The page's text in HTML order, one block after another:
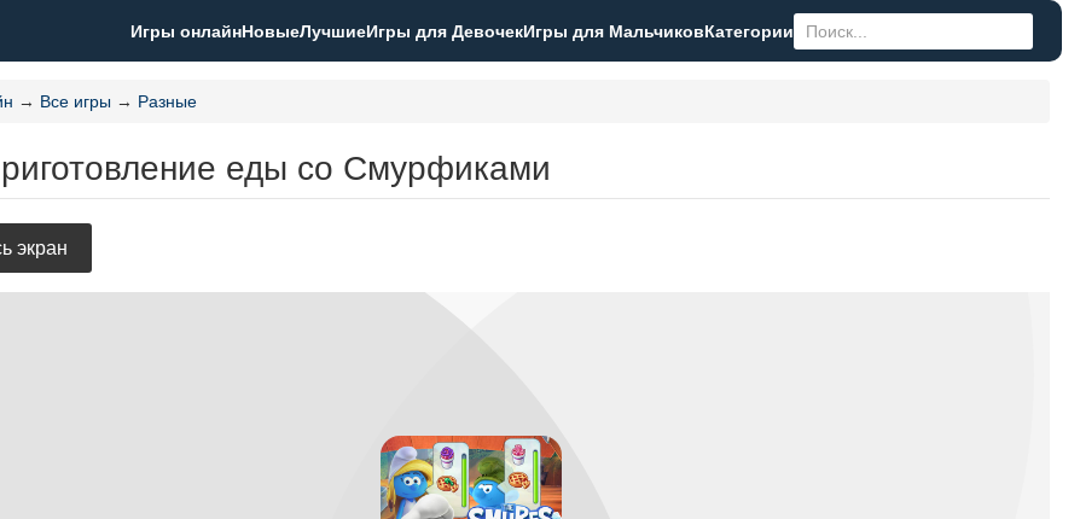
Игры онлайнНовыеЛучшиеИгры для ДевочекИгры для МальчиковКатегории
→ Все игры → Разные
еды со Смурфиками
экран